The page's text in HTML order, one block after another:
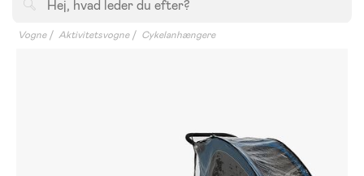
Vogne Aktivitetsvogne Cykelanhængere